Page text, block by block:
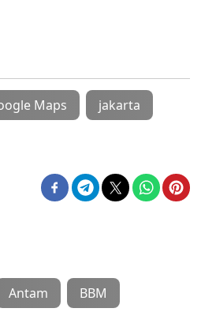
Maps jakarta
Antam BBM